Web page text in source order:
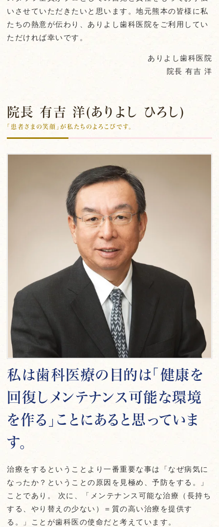
いさせていただきたいと思います。地元熊本の皆様に私
たちの熱意が伝わり、ありよし歯科医院をご利用してい
ただければ幸いです。
ありよし歯科医院
院長 有吉 洋
院長 有吉 洋(ありよし ひろし)
「患者さまの笑顔」が私たちのよろこびです。
私は歯科医療の目的は「健康を
回復しメンテナンス可能な環境
を作る」ことにあると思っていま
す。
治療をするということより一番重要な事は「なぜ病気に
なったか？ということの原因を見極め、予防をする。」
ことであり。 次に、「メンテナンス可能な治療（長持ち
する、やり替えの少ない）＝質の高い治療を提供す
る。」ことが歯科医の使命だと考えています。